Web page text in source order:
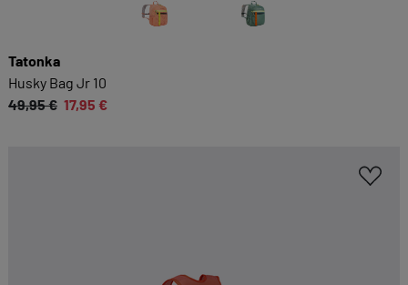
Tatonka
Husky Bag Jr 10
49,95 € 17,95 €